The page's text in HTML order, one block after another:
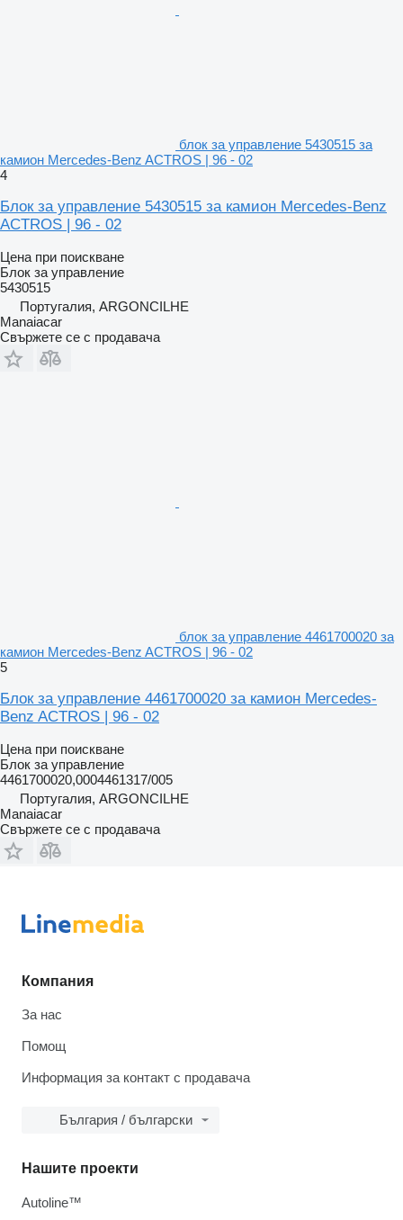
блок за управление 5430515 за
камион Mercedes-Benz ACTROS | 96 - 02
4
Блок за управление 5430515 за камион Mercedes-Benz
ACTROS | 96 - 02
Цена при поискване
Блок за управление
5430515
Португалия, ARGONCILHE
Manaiacar
Свържете се с продавача
блок за управление 4461700020 за
камион Mercedes-Benz ACTROS | 96 - 02
5
Блок за управление 4461700020 за камион Mercedes-
Benz ACTROS | 96 - 02
Цена при поискване
Блок за управление
4461700020,0004461317/005
Португалия, ARGONCILHE
Manaiacar
Свържете се с продавача
Компания
За нас
Помощ
Информация за контакт с продавача
България / български
Нашите проекти
Autoline™